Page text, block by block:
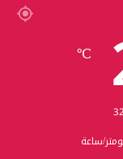
℃